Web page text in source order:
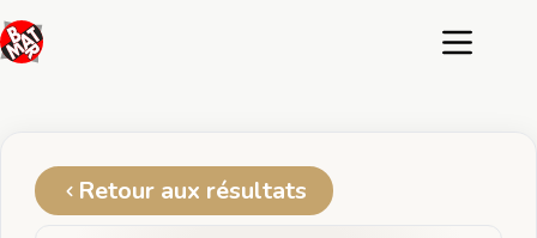
au
contenu
Retour aux résultats